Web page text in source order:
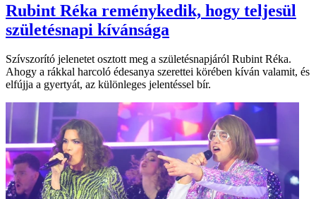
Rubint Réka reménykedik, hogy teljesül
születésnapi kívánsága
Szívszorító jelenetet osztott meg a születésnapjáról Rubint Réka.
Ahogy a rákkal harcoló édesanya szerettei körében kíván valamit, és
elfújja a gyertyát, az különleges jelentéssel bír.